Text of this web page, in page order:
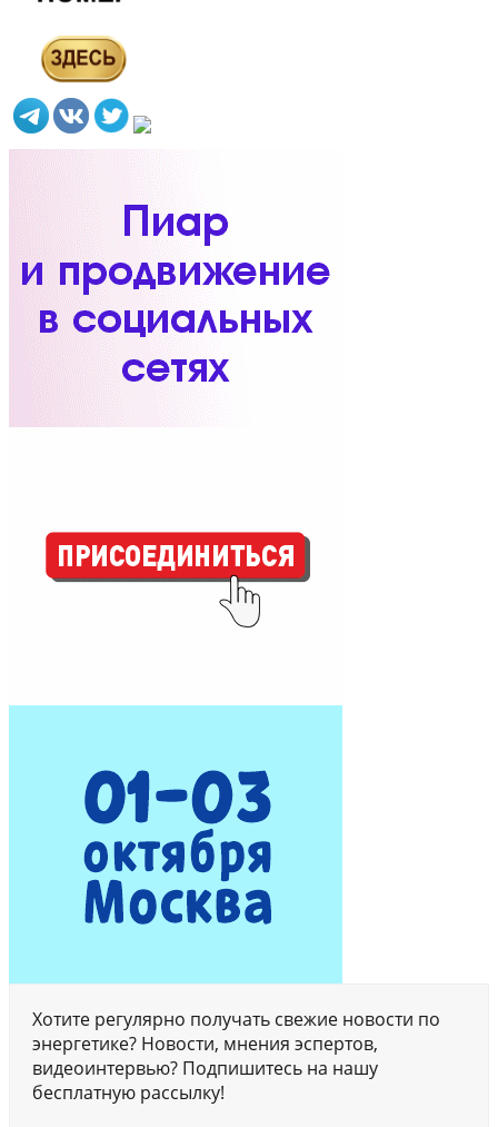
Хотите регулярно получать свежие новости по
энергетике? Новости, мнения эспертов,
видеоинтервью? Подпишитесь на нашу
бесплатную рассылку!